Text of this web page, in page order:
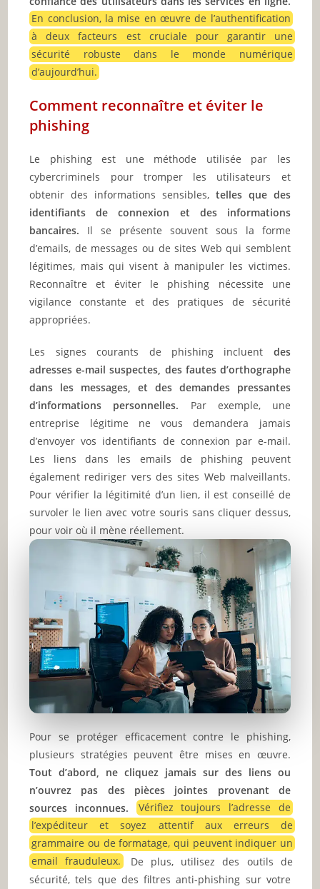
En conclusion, la mise en œuvre de l’authentification
à deux facteurs est cruciale pour garantir une
sécurité robuste dans le monde numérique
d’aujourd’hui.
Comment reconnaître et éviter le
phishing
Le phishing est une méthode utilisée par les
cybercriminels pour tromper les utilisateurs et
obtenir des informations sensibles, telles que des
identifiants de connexion et des informations
bancaires. Il se présente souvent sous la forme
d’emails, de messages ou de sites Web qui semblent
légitimes, mais qui visent à manipuler les victimes.
Reconnaître et éviter le phishing nécessite une
vigilance constante et des pratiques de sécurité
appropriées.
Les signes courants de phishing incluent des
adresses e-mail suspectes, des fautes d’orthographe
dans les messages, et des demandes pressantes
d’informations personnelles. Par exemple, une
entreprise légitime ne vous demandera jamais
d’envoyer vos identifiants de connexion par e-mail.
Les liens dans les emails de phishing peuvent
également rediriger vers des sites Web malveillants.
Pour vérifier la légitimité d’un lien, il est conseillé de
survoler le lien avec votre souris sans cliquer dessus,
pour voir où il mène réellement.
Pour se protéger efficacement contre le phishing,
plusieurs stratégies peuvent être mises en œuvre.
Tout d’abord, ne cliquez jamais sur des liens ou
n’ouvrez pas des pièces jointes provenant de
sources inconnues.
Vérifiez toujours l’adresse de
l’expéditeur et soyez attentif aux erreurs de
grammaire ou de formatage, qui peuvent indiquer un
email frauduleux. De plus, utilisez des outils de
sécurité, tels que des filtres anti-phishing sur votre